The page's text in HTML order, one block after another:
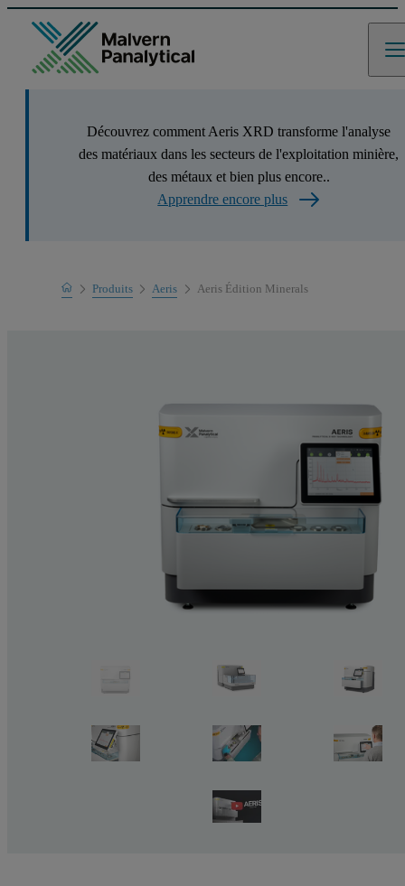
Découvrez comment Aeris XRD transforme l'analyse
des matériaux dans les secteurs de l'exploitation minière,
des métaux et bien plus encore..
Apprendre encore plus
HomeProduits
Gamme de produits
Aeris Aeris Édition Minerals